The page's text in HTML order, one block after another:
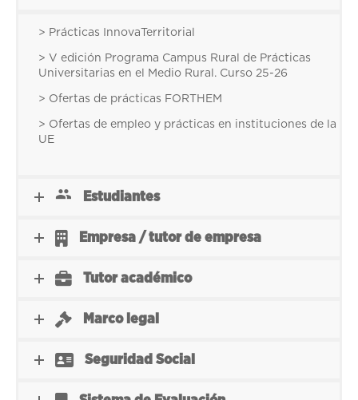
> Prácticas InnovaTerritorial
> V edición Programa Campus Rural de Prácticas
Universitarias en el Medio Rural. Curso 25-26
> Ofertas de prácticas FORTHEM
> Ofertas de empleo y prácticas en instituciones de la
UE
Estudiantes
Empresa / tutor de empresa
Tutor académico
Marco legal
Seguridad Social